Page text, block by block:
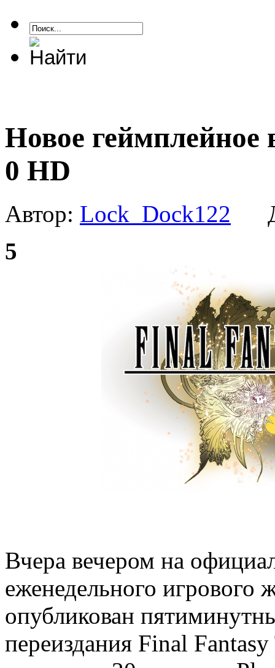
Новое геймплейное
0 HD
Автор: Lock_Dock122
5
Вчера вечером на
еженедельного игрового
опубликован
переиздания Final